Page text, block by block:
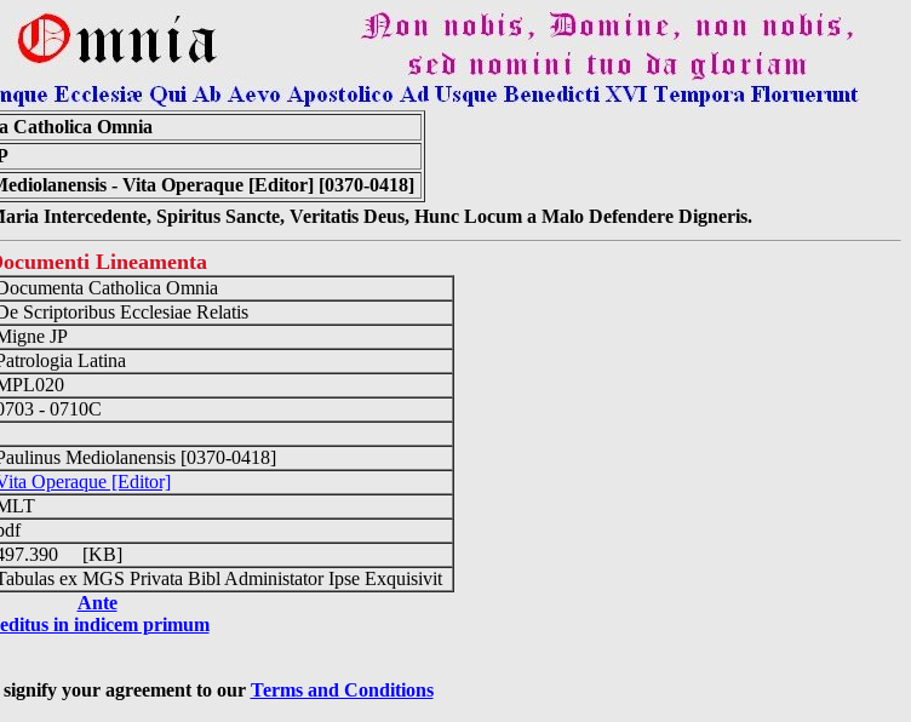
Catholica Omnia
- Vita Operaque [Editor] [0370-0418]
Intercedente, Spiritus Sancte, Veritatis Deus, Hunc Locum a Malo Defendere Digneris.
Lineamenta
Catholica Omnia
Scriptoribus Ecclesiae Relatis
JP
Latina
- 0710C
Mediolanensis [0370-0418]
Operaque [Editor]
[KB]
ex MGS Privata Bibl Administator Ipse Exquisivit
Ante
in indicem primum
your agreement to our Terms and Conditions